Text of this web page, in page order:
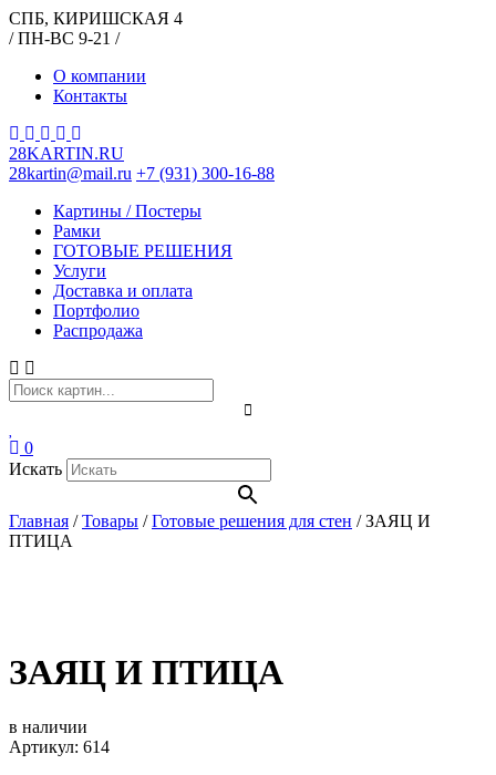
СПБ, КИРИШСКАЯ 4
/ ПН-ВС 9-21 /
О компании
Контакты
28KARTIN.RU
28kartin@mail.ru +7 (931) 300-16-88
Картины / Постеры
Рамки
ГОТОВЫЕ РЕШЕНИЯ
Услуги
Доставка и оплата
Портфолио
Распродажа
0
Искать
Главная /Товары /Готовые решения для стен /ЗАЯЦ И
ПТИЦА
ЗАЯЦ И ПТИЦА
в наличии
Артикул: 614